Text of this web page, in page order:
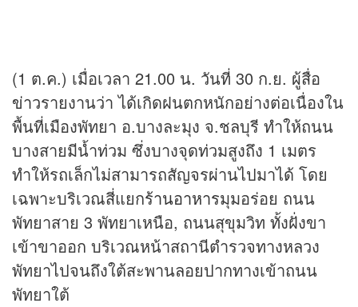
(1 ต.ค.) เมื่อเวลา 21.00 น. วันที่ 30 ก.ย. ผู้สื่อ
ข่าวรายงานว่า ได้เกิดฝนตกหนักอย่างต่อเนื่องใน
พื้นที่เมืองพัทยา อ.บางละมุง จ.ชลบุรี ทำให้ถนน
บางสายมีน้ำท่วม ซึ่งบางจุดท่วมสูงถึง 1 เมตร
ทำให้รถเล็กไม่สามารถสัญจรผ่านไปมาได้ โดย
เฉพาะบริเวณสี่แยกร้านอาหารมุมอร่อย ถนน
พัทยาสาย 3 พัทยาเหนือ, ถนนสุขุมวิท ทั้งฝั่งขา
เข้าขาออก บริเวณหน้าสถานีตำรวจทางหลวง
พัทยาไปจนถึงใต้สะพานลอยปากทางเข้าถนน
พัทยาใต้